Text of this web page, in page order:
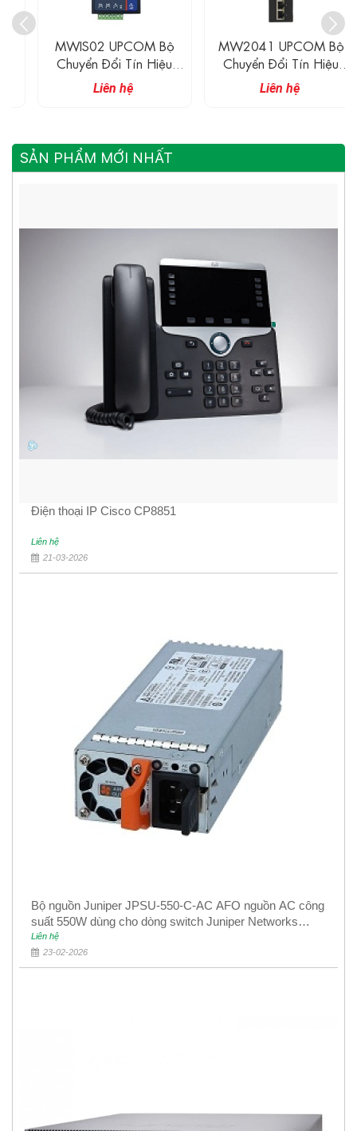
MWIS02 UPCOM Bộ
Chuyển Đổi Tín Hiệu
Công Nghiệp Serial 2
Cổng RS-232/485 Sang
Liên hệ
MW2041 UPCOM Bộ
Chuyển Đổi Tín Hiệu
Serial Công Nghiệp 1
Cổng RS485/422 + 4
Liên hệ
SẢN PHẨM MỚI NHẤT
Điện thoại IP Cisco CP8851
Liên hệ
21-03-2026
Bộ nguồn Juniper JPSU-550-C-AC AFO nguồn AC công
suất 550W dùng cho dòng switch Juniper Networks
EX4400
Liên hệ
23-02-2026